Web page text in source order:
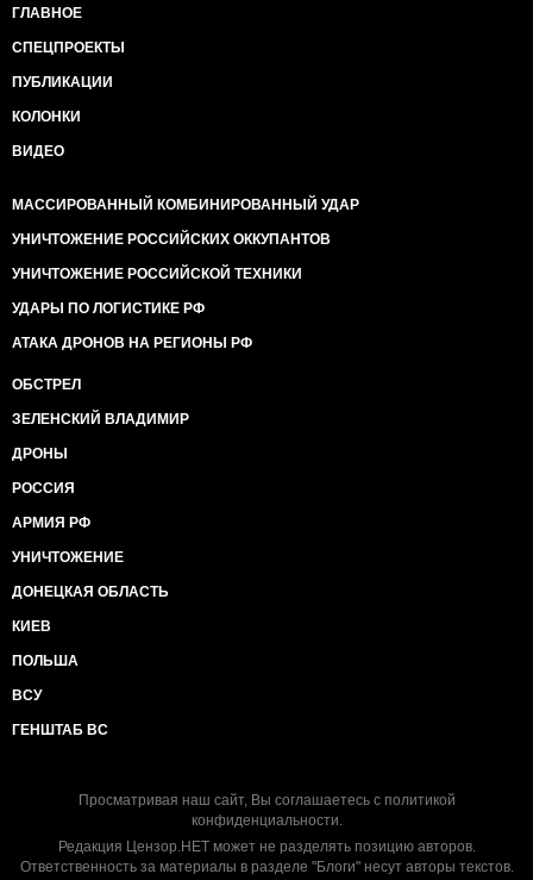
ГЛАВНОЕ
СПЕЦПРОЕКТЫ
ПУБЛИКАЦИИ
КОЛОНКИ
ВИДЕО
МАССИРОВАННЫЙ КОМБИНИРОВАННЫЙ УДАР
УНИЧТОЖЕНИЕ РОССИЙСКИХ ОККУПАНТОВ
УНИЧТОЖЕНИЕ РОССИЙСКОЙ ТЕХНИКИ
УДАРЫ ПО ЛОГИСТИКЕ РФ
АТАКА ДРОНОВ НА РЕГИОНЫ РФ
ОБСТРЕЛ
ЗЕЛЕНСКИЙ ВЛАДИМИР
ДРОНЫ
РОССИЯ
АРМИЯ РФ
УНИЧТОЖЕНИЕ
ДОНЕЦКАЯ ОБЛАСТЬ
КИЕВ
ПОЛЬША
ВСУ
ГЕНШТАБ ВС
Просматривая наш сайт, Вы соглашаетесь с политикой
конфиденциальности.
Редакция Цензор.НЕТ может не разделять позицию авторов.
Ответственность за материалы в разделе "Блоги" несут авторы текстов.